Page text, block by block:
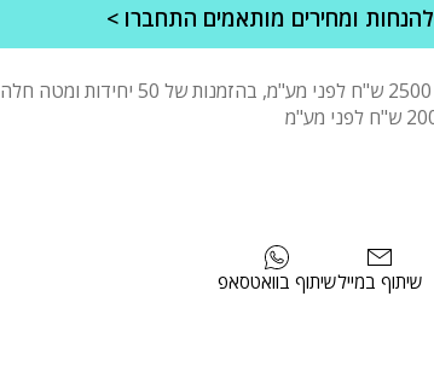
להנחות ומחירים מותאמים התחברו >
*מינימום הזמנה של 2500 ש"ח לפני מע"מ, בהזמנות של 50 יחידות ומטה חלה
שיתוף בוואטסאפשיתוף במייל